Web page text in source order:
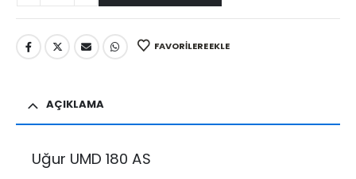
FAVORILERE EKLE
AÇIKLAMA
Uğur UMD 180 AS